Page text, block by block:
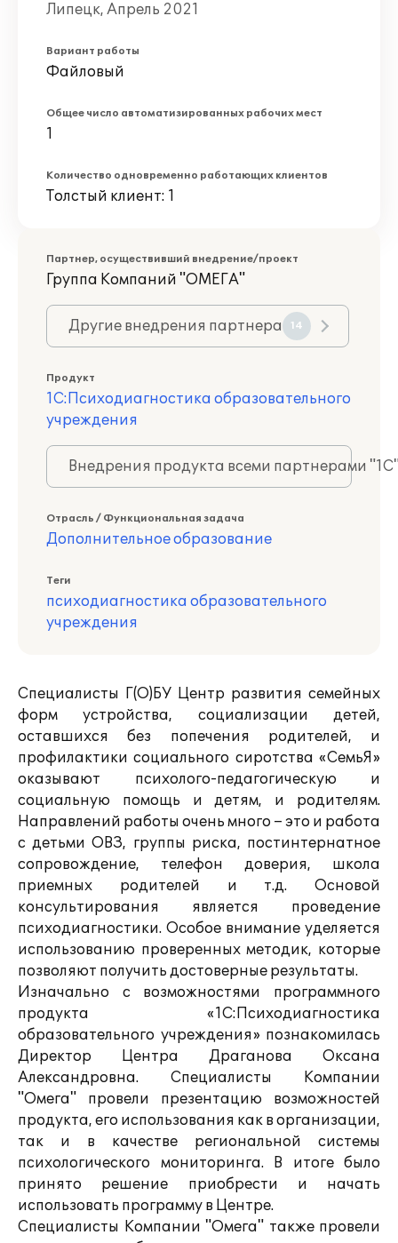
Липецк, Апрель 2021
Вариант работы
Файловый
Общее число автоматизированных рабочих мест
1
Количество одновременно работающих клиентов
Толстый клиент: 1
Партнер, осуществивший внедрение/проект
Группа Компаний "ОМЕГА"
Другие внедрения партнера 14
Продукт
1С:Психодиагностика образовательного
учреждения
Внедрения продукта всеми партнерами
Отрасль / Функциональная задача
Дополнительное образование
Теги
психодиагностика образовательного
учреждения
Специалисты Г(О)БУ Центр развития семейных
форм устройства, социализации детей,
оставшихся без попечения родителей, и
профилактики социального сиротства «СемьЯ»
оказывают психолого-педагогическую и
социальную помощь и детям, и родителям.
Направлений работы очень много – это и работа
с детьми ОВЗ, группы риска, постинтернатное
сопровождение, телефон доверия, школа
приемных родителей и т.д. Основой
консультирования является проведение
психодиагностики. Особое внимание уделяется
использованию проверенных методик, которые
позволяют получить достоверные результаты.
Изначально с возможностями программного
продукта «1С:Психодиагностика
образовательного учреждения» познакомилась
Директор Центра Драганова Оксана
Александровна. Специалисты Компании
"Омега" провели презентацию возможностей
продукта, его использования как в организации,
так и в качестве региональной системы
психологического мониторинга. В итоге было
принято решение приобрести и начать
использовать программу в Центре.
Специалисты Компании "Омега" также провели